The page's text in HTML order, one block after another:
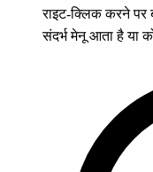
राइट-क्लिक करने पर
संदर्भ मेनू आता है या